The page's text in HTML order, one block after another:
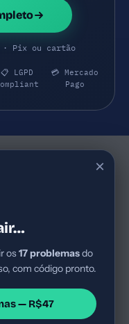
· Pix ou cartão
📋 LGPD
💳 Mercado
Pago
×
os17 problemasdo
com código pronto.
— R$47
atua como
em consignados, FGTS,
e cartões para